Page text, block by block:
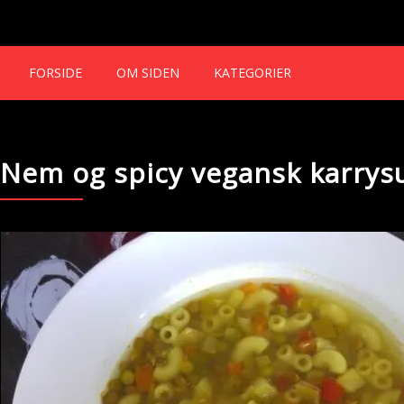
FORSIDE OM SIDEN KATEGORIER
Nem og spicy vegansk